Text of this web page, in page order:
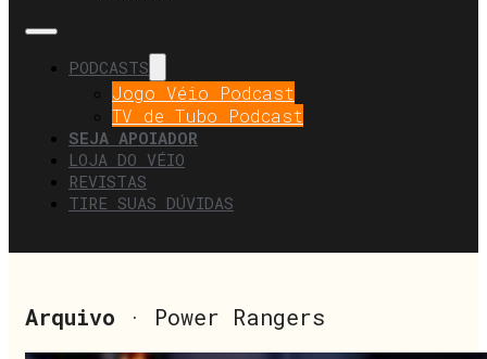
PODCASTS
Jogo Véio Podcast
TV de Tubo Podcast
SEJA APOIADOR
LOJA DO VÉIO
REVISTAS
TIRE SUAS DÚVIDAS
Arquivo · Power Rangers